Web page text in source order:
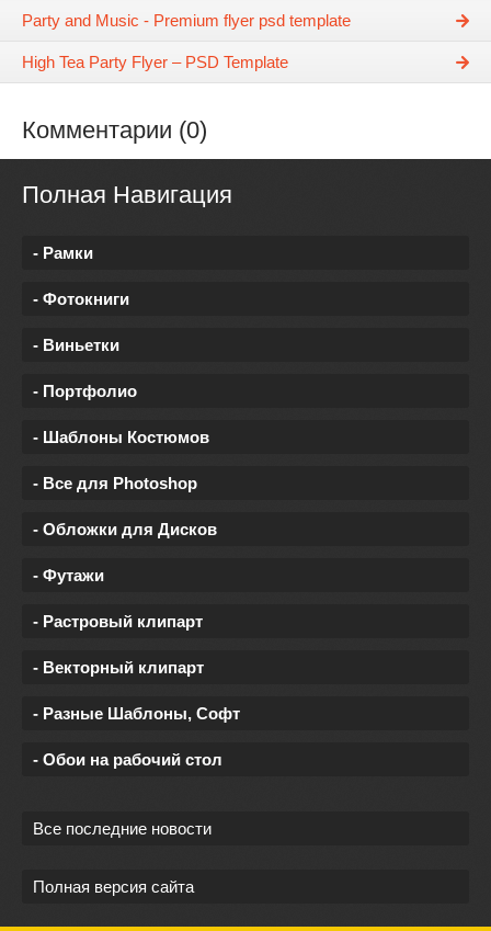
Party and Music - Premium flyer psd template
High Tea Party Flyer – PSD Template
Комментарии (0)
Полная Навигация
- Рамки
- Фотокниги
- Виньетки
- Портфолио
- Шаблоны Костюмов
- Все для Photoshop
- Обложки для Дисков
- Футажи
- Растровый клипарт
- Векторный клипарт
- Разные Шаблоны, Софт
- Обои на рабочий стол
Все последние новости
Полная версия сайта